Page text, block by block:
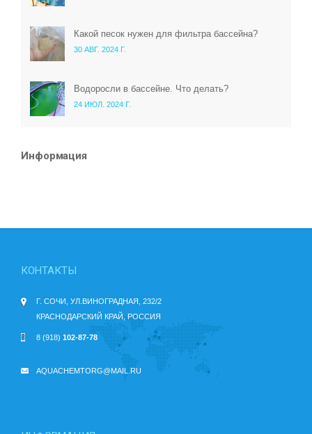
Какой песок нужен для фильтра бассейна?
30 АВГ. 2024 Г.
Водоросли в бассейне. Что делать?
24 ИЮЛ. 2024 Г.
Информация
КОНТАКТЫ
Г. СОЧИ, УЛ.ВИНОГРАДНАЯ, 232/2
КРАСНОДАРСКИЙ КРАЙ, РОССИЯ
8 (918) 102-87-78
AQUACHEMTORG@MAIL.RU